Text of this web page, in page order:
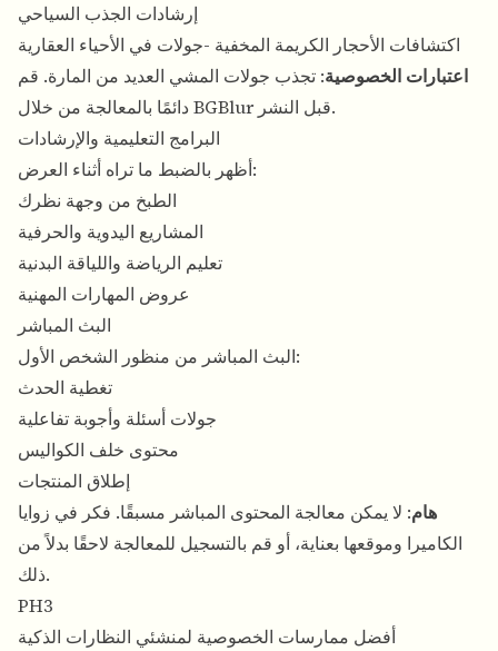
إرشادات الجذب السياحي
اكتشافات الأحجار الكريمة المخفية -جولات في الأحياء العقارية
اعتبارات الخصوصية: تجذب جولات المشي العديد من المارة. قم
دائمًا بالمعالجة من خلال BGBlur قبل النشر.
البرامج التعليمية والإرشادات
أظهر بالضبط ما تراه أثناء العرض:
الطبخ من وجهة نظرك
المشاريع اليدوية والحرفية
تعليم الرياضة واللياقة البدنية
عروض المهارات المهنية
البث المباشر
البث المباشر من منظور الشخص الأول:
تغطية الحدث
جولات أسئلة وأجوبة تفاعلية
محتوى خلف الكواليس
إطلاق المنتجات
هام: لا يمكن معالجة المحتوى المباشر مسبقًا. فكر في زوايا
الكاميرا وموقعها بعناية، أو قم بالتسجيل للمعالجة لاحقًا بدلاً من
ذلك.
PH3
أفضل ممارسات الخصوصية لمنشئي النظارات الذكية